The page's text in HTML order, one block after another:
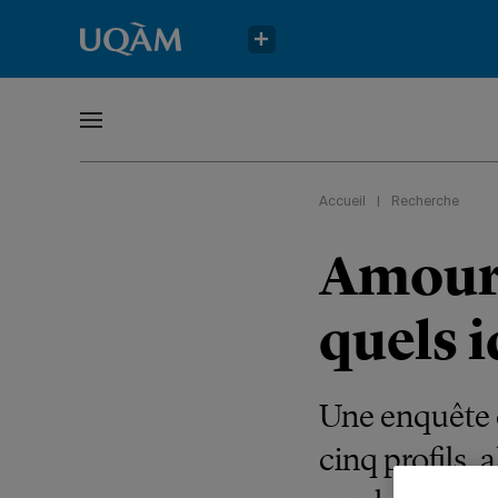
Accueil Recherche
quels
Une
cinq profils,